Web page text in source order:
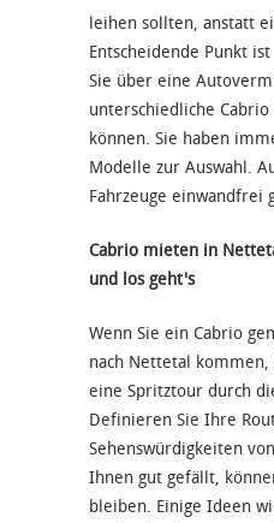
leihen sollten, anstatt
Entscheidende Punkt ist
Sie über eine
unterschiedliche
können. Sie haben
Modelle zur Auswahl.
Fahrzeuge einwandfrei
Cabrio mieten in
und los geht's
Wenn Sie ein Cabrio
nach Nettetal
eine Spritztour durch
Definieren Sie Ihre
Sehenswürdigkeiten
Ihnen gut gefällt,
bleiben. Einige Ideen